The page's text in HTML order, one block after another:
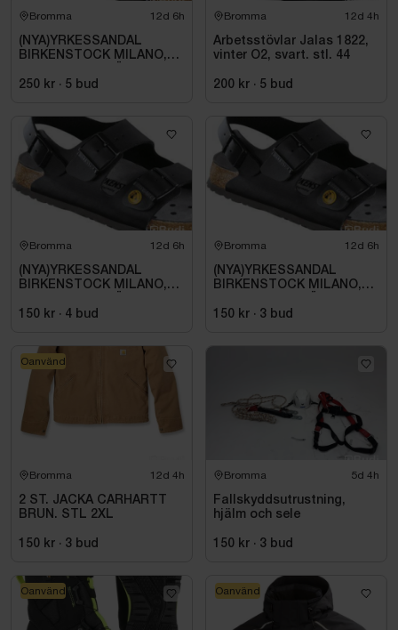
Bromma 12d 6h
(NYA)YRKESSANDAL
BIRKENSTOCK MILANO,
SVART. STL 42
250 kr · 5 bud
Bromma 12d 4h
Arbetsstövlar Jalas 1822,
vinter O2, svart. stl. 44
200 kr · 5 bud
Bromma 12d 6h
(NYA)YRKESSANDAL
BIRKENSTOCK MILANO,
SVART. STL 42
150 kr · 4 bud
Bromma 12d 6h
(NYA)YRKESSANDAL
BIRKENSTOCK MILANO,
SVART. STL 42
150 kr · 3 bud
Bromma 12d 4h
2 ST. JACKA CARHARTT
BRUN. STL 2XL
150 kr · 3 bud
Oanvänd
Bromma 5d 4h
Fallskyddsutrustning,
hjälm och sele
150 kr · 3 bud
Oanvänd Oanvänd